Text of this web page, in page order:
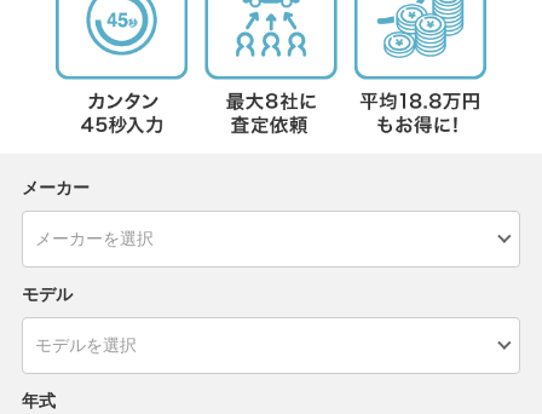
メーカー
モデル
年式